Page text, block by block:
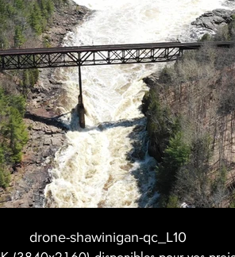
Voir bande-annonce $ Acheter 4 $CA
drone-shawinigan-qc_L10